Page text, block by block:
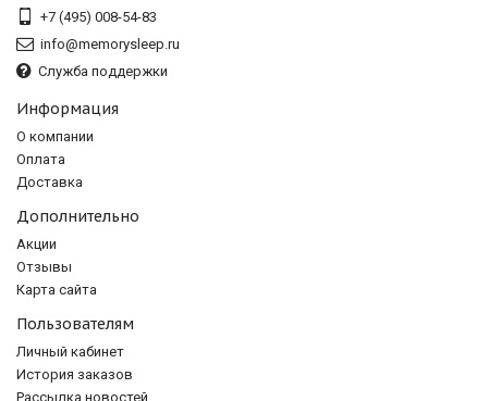
+7 (495) 008-54-83
info@memorysleep.ru
Служба поддержки
Информация
О компании
Оплата
Доставка
Дополнительно
Акции
Отзывы
Карта сайта
Пользователям
Личный кабинет
История заказов
Рассылка новостей